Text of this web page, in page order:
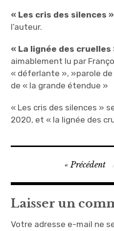
« Les cris des silences
l’auteur.
« La lignée des
aimablement lu par
« déferlante », »parole
de « la grande étendue »
« Les cris des silences »
2020, et « la lignée des
Navigation
de
l’article
Précédent
Laisser un
Votre adresse e-mail ne